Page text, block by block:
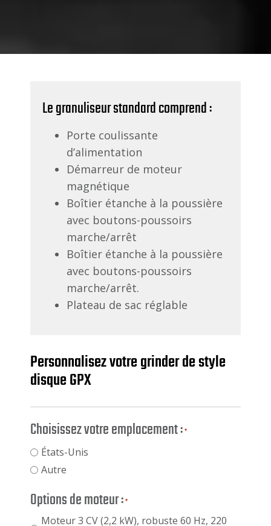
Le granuliseur standard comprend :
Porte coulissante
d’alimentation
Démarreur de moteur
magnétique
Boîtier étanche à la poussière
avec boutons-poussoirs
marche/arrêt
Boîtier étanche à la poussière
avec boutons-poussoirs
marche/arrêt.
Plateau de sac réglable
Personnalisez votre grinder de style
disque GPX
Choisissez votre emplacement :*
États-Unis
Autre
Options de moteur :*
Moteur 3 CV (2,2 kW), robuste 60 Hz, 220